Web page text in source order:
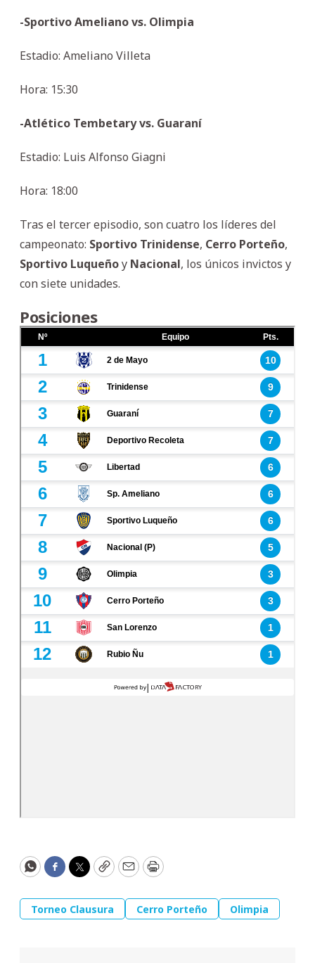
-Sportivo Ameliano vs. Olimpia
Estadio: Ameliano Villeta
Hora: 15:30
-Atlético Tembetary vs. Guaraní
Estadio: Luis Alfonso Giagni
Hora: 18:00
Tras el tercer episodio, son cuatro los líderes del
campeonato: Sportivo Trinidense, Cerro Porteño,
Sportivo Luqueñoy Nacional, los únicos invictos y
con siete unidades.
Posiciones
WhatsApp
Facebook
Twitter
CopyEmailPrint
Torneo Clausura Cerro Porteño Olimpia